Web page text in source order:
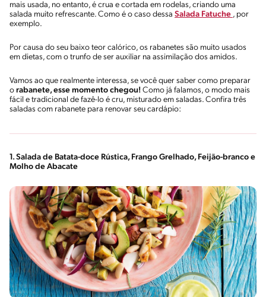
mais usada, no entanto, é crua e cortada em rodelas, criando uma
salada muito refrescante. Como é o caso dessa Salada Fatuche , por
exemplo.
Por causa do seu baixo teor calórico, os rabanetes são muito usados
em dietas, com o trunfo de ser auxiliar na assimilação dos amidos.
Vamos ao que realmente interessa, se você quer saber como preparar
o rabanete, esse momento chegou! Como já falamos, o modo mais
fácil e tradicional de fazê-lo é cru, misturado em saladas. Confira três
saladas com rabanete para renovar seu cardápio:
1. Salada de Batata-doce Rústica, Frango Grelhado, Feijão-branco e
Molho de Abacate